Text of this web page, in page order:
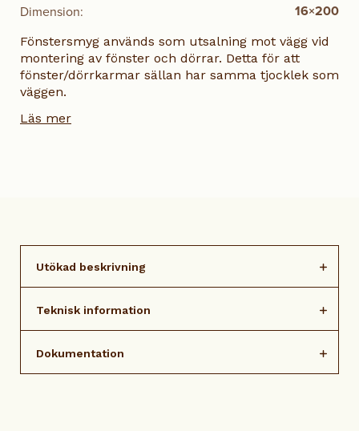
Dimension: 16×200
Fönstersmyg används som utsalning mot vägg vid
montering av fönster och dörrar. Detta för att
fönster/dörrkarmar sällan har samma tjocklek som
väggen.
Läs mer
Utökad beskrivning
Teknisk information
Dokumentation